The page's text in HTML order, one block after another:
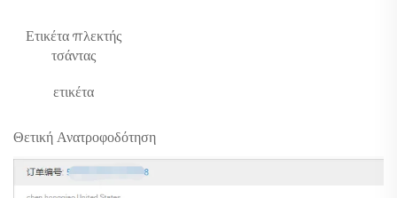
Ετικέτα πλεκτής
τσάντας
ετικέτα
Θετική Ανατροφοδότηση